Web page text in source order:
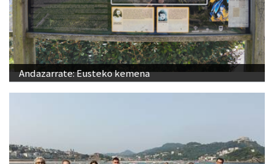
Andazarrate: Eusteko kemena